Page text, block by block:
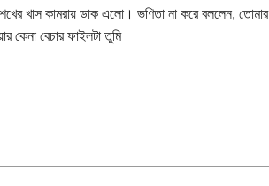
খাস কামরায় ডাক এলো। ভণিতা না করে বললেন, তোমার
কেনা বেচার ফাইলটা তুমি